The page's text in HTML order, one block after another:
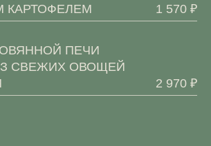
КАРТОФЕЛЕМ
1 570 ₽
ПЕЧИ
СВЕЖИХ ОВОЩЕЙ
2 970 ₽